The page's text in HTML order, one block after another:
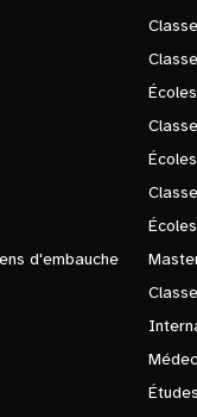
d'embauche